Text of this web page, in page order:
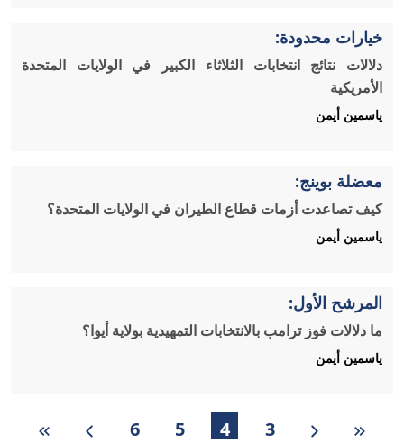
خيارات محدودة:
دلالات نتائج انتخابات الثلاثاء الكبير في الولايات المتحدة
الأمريكية
ياسمين أيمن
معضلة بوينج:
كيف تصاعدت أزمات قطاع الطيران في الولايات المتحدة؟
ياسمين أيمن
المرشح الأول:
ما دلالات فوز ترامب بالانتخابات التمهيدية بولاية أيوا؟
ياسمين أيمن
3
4
5
6